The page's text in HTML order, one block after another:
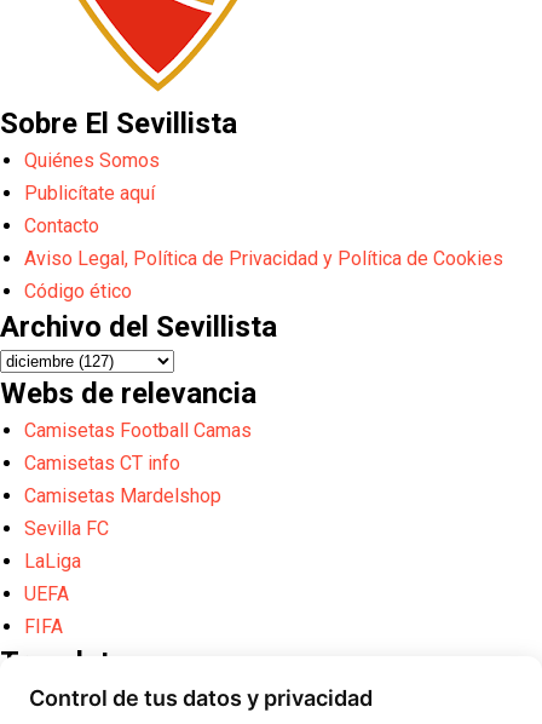
Sobre El Sevillista
Quiénes Somos
Publicítate aquí
Contacto
Aviso Legal, Política de Privacidad y Política de Cookies
Código ético
Archivo del Sevillista
Webs de relevancia
Camisetas Football Camas
Camisetas CT info
Camisetas Mardelshop
Sevilla FC
LaLiga
UEFA
FIFA
Translate
Control de tus datos y privacidad